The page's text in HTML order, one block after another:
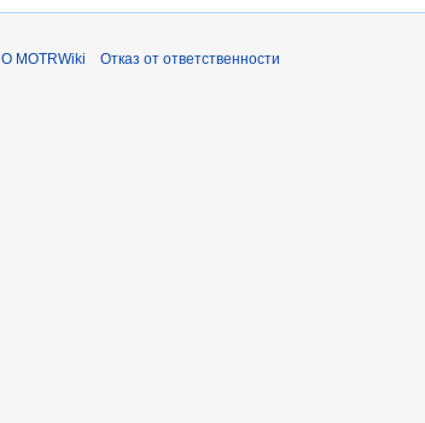
О MOTRWiki Отказ от ответственности